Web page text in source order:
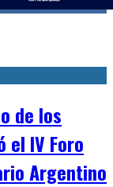
de los
IV Foro
Argentino